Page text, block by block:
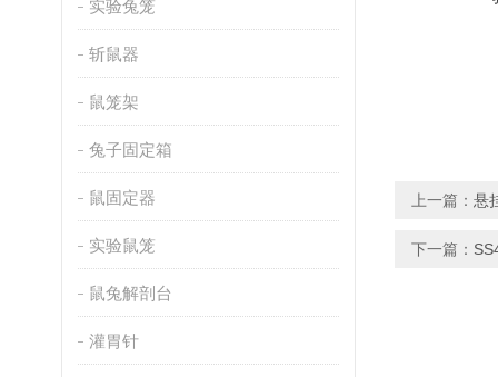
实验兔笼
斩鼠器
鼠笼架
兔子固定箱
鼠固定器
实验鼠笼
鼠兔解剖台
灌胃针
上一篇： 悬
下一篇：